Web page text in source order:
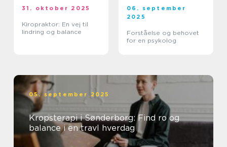
31. oktober 2025
Kiropraktor: En vej til
lindring og balance
06. september
2025
Forståelse og behovet
for en psykolog
05. september 2025
Kropsterapi i Sønderborg: Find ro og
balance i en travl hverdag